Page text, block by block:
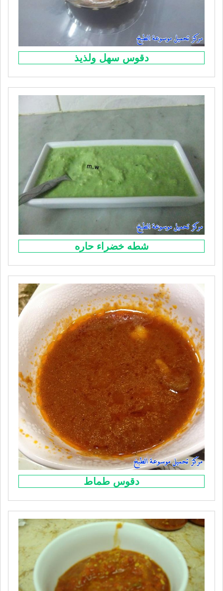
دقوس سهل ولذيذ
شطه خضراء حاره
دقوس طماط